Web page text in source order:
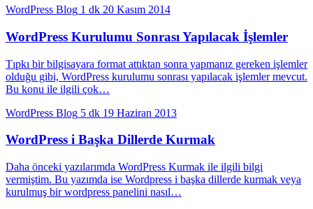
WordPress Blog 1 dk 20 Kasım 2014
WordPress Kurulumu Sonrası Yapılacak İşlemler
Tıpkı bir bilgisayara format attıktan sonra yapmanız gereken işlemler
olduğu gibi, WordPress kurulumu sonrası yapılacak işlemler mevcut.
Bu konu ile ilgili çok…
WordPress Blog 5 dk 19 Haziran 2013
WordPress i Başka Dillerde Kurmak
Daha önceki yazılarımda WordPress Kurmak ile ilgili bilgi
vermiştim. Bu yazımda ise Wordpress i başka dillerde kurmak veya
kurulmuş bir wordpress panelini nasıl…